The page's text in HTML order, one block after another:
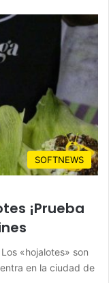
SOFTNEWS
¡Prueba
«hojalotes» son
en la ciudad de